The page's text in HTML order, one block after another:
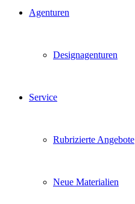
Agenturen
Designagenturen
Service
Rubrizierte Angebote
Neue Materialien